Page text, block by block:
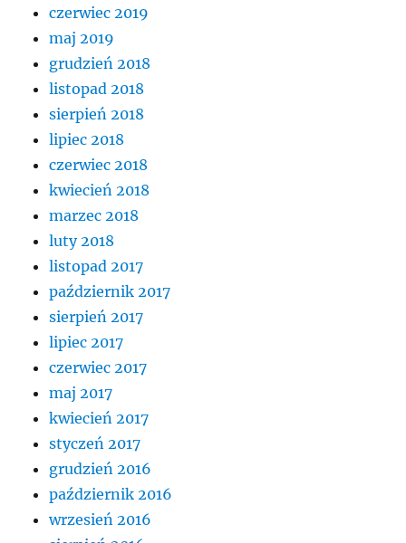
czerwiec 2019
maj 2019
grudzień 2018
listopad 2018
sierpień 2018
lipiec 2018
czerwiec 2018
kwiecień 2018
marzec 2018
luty 2018
listopad 2017
październik 2017
sierpień 2017
lipiec 2017
czerwiec 2017
maj 2017
kwiecień 2017
styczeń 2017
grudzień 2016
październik 2016
wrzesień 2016